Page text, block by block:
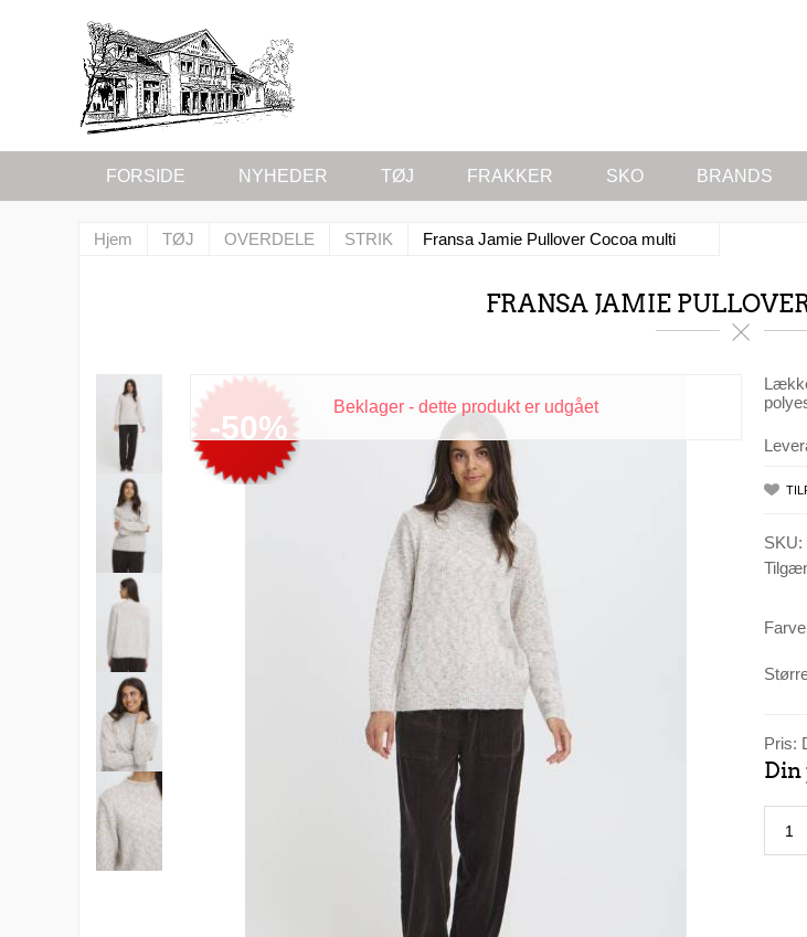
FORSIDE NYHEDER TØJ FRAKKER SKO BRANDS
Hjem TØJ OVERDELE STRIK Fransa Jamie Pullover Cocoa multi
FRANSA JAMIE
-50%
Beklager - dette produkt er udgået
SKU:
Farve
Pris:
Din